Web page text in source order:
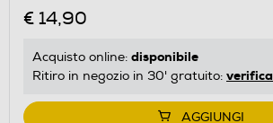
€ 14,90
Acquisto online: disponibile
Ritiro in negozio in 30' gratuito: verifica
AGGIUNGI